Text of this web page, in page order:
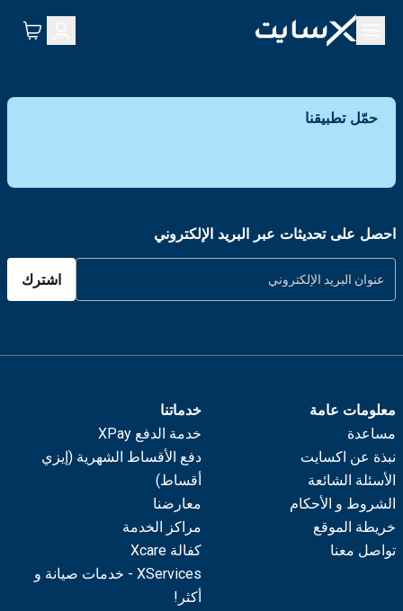
حمّل تطبيقنا
احصل على تحديثات عبر البريد الإلكتروني
اشترك
معلومات عامة
مساعدة
نبذة عن اكسايت
الأسئلة الشائعة
الشروط و الأحكام
خريطة الموقع
تواصل معنا
خدماتنا
خدمة الدفع XPay
دفع الأقساط الشهرية (إيزي
أقساط)
معارضنا
مراكز الخدمة
كفالة Xcare
XServices - خدمات صيانة و
أكثر!